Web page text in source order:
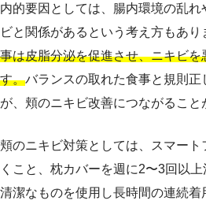
内的要因としては、腸内環境の乱
ビと関係があるという考え方もあり
事は皮脂分泌を促進させ、ニキビ
す。バランスの取れた食事と規則正
が、頬のニキビ改善につながること
頬のニキビ対策としては、スマー
くこと、枕カバーを週に2〜3回以
清潔なものを使用し長時間の連続